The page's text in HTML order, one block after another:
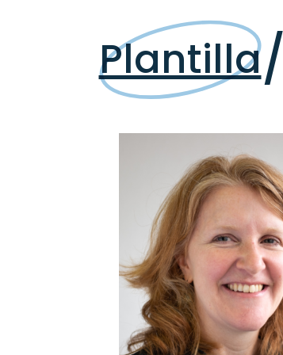
Plantilla/